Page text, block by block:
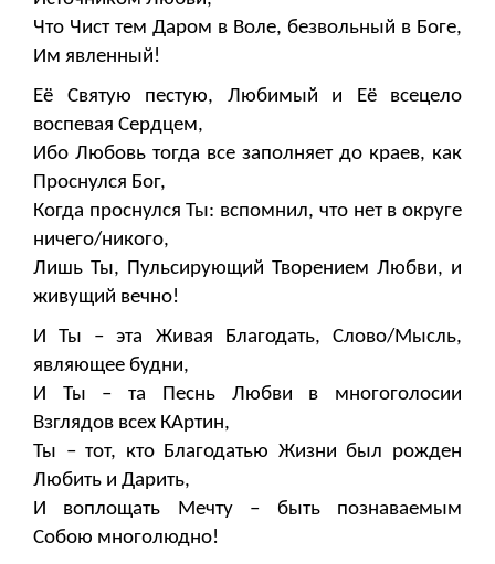
Что Чист тем Даром в Воле, безвольный в Боге,
Им явленный!
Её Святую пестую, Любимый и Её всецело
воспевая Сердцем,
Ибо Любовь тогда все заполняет до краев, как
Проснулся Бог,
Когда проснулся Ты: вспомнил, что нет в округе
ничего/никого,
Лишь Ты, Пульсирующий Творением Любви, и
живущий вечно!
И Ты – эта Живая Благодать, Слово/Мысль,
являющее будни,
И Ты – та Песнь Любви в многоголосии
Взглядов всех КАртин,
Ты – тот, кто Благодатью Жизни был рожден
Любить и Дарить,
И воплощать Мечту – быть познаваемым
Собою многолюдно!